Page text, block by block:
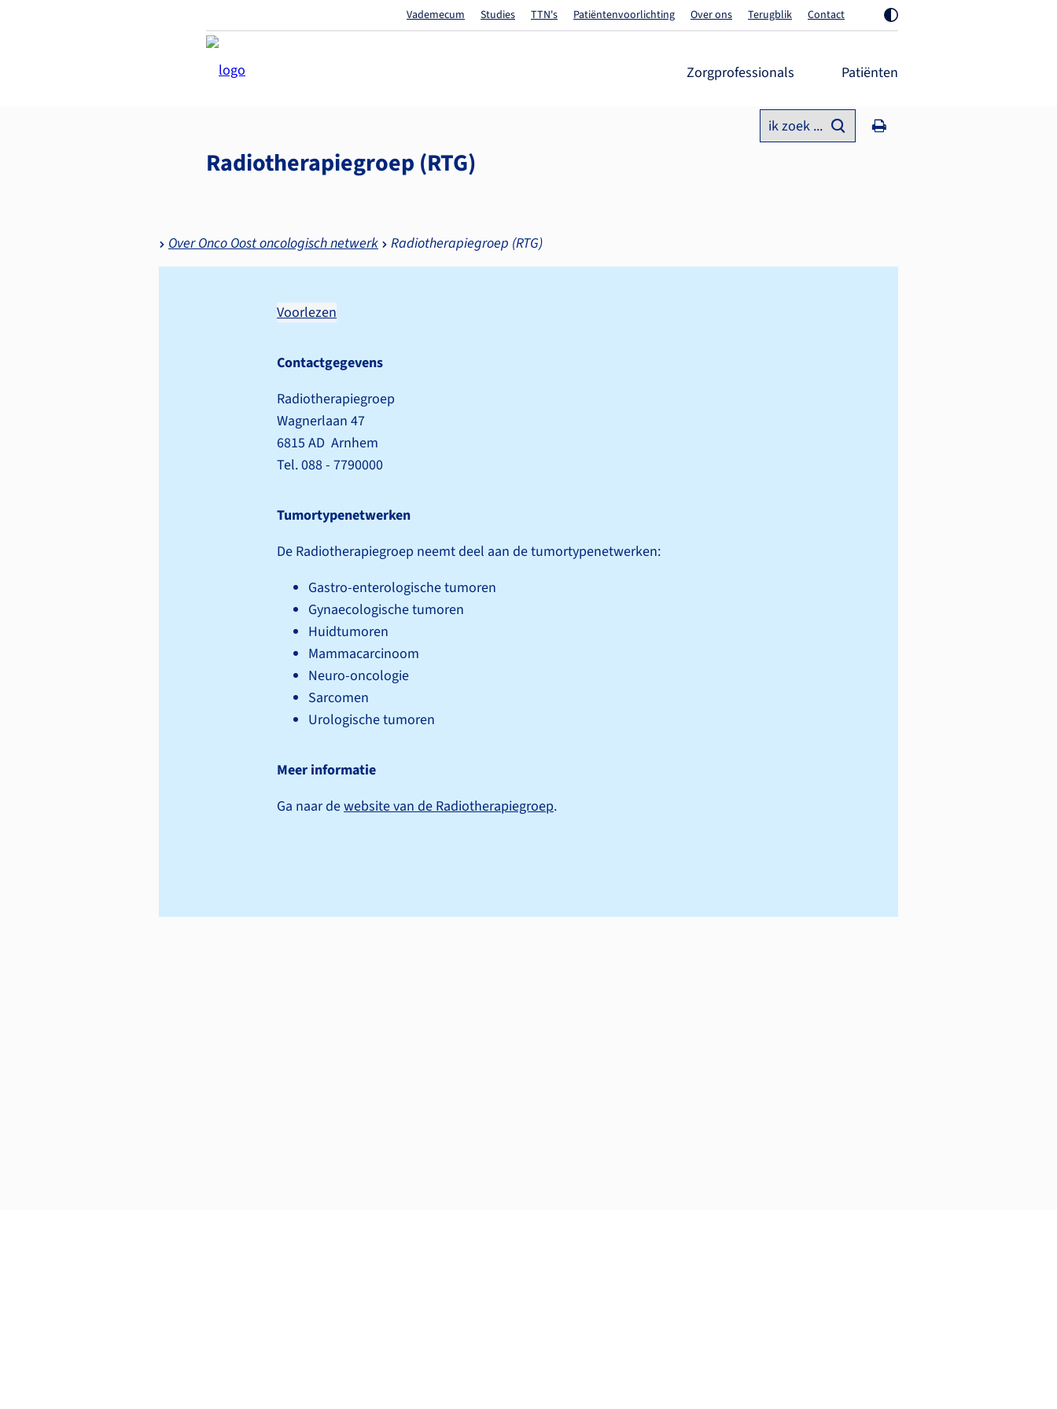
Vademecum Studies TTN's Patiëntenvoorlichting Over ons Terugblik Contact
Zorgprofessionals Patiënten
ik zoek ...
Radiotherapiegroep (RTG)
Over Onco Oost oncologisch netwerk Radiotherapiegroep (RTG)
Voorlezen
Contactgegevens
Radiotherapiegroep
Wagnerlaan 47
6815 AD Arnhem
Tel. 088 - 7790000
Tumortypenetwerken
De Radiotherapiegroep neemt deel aan de tumortype­netwerken:
Gastro-enterologische tumoren
Gynaecologische tumoren
Huidtumoren
Mammacarcinoom
Neuro-oncologie
Sarcomen
Urologische tumoren
Meer informatie
Ga naar dewebsite van de Radiotherapiegroep.